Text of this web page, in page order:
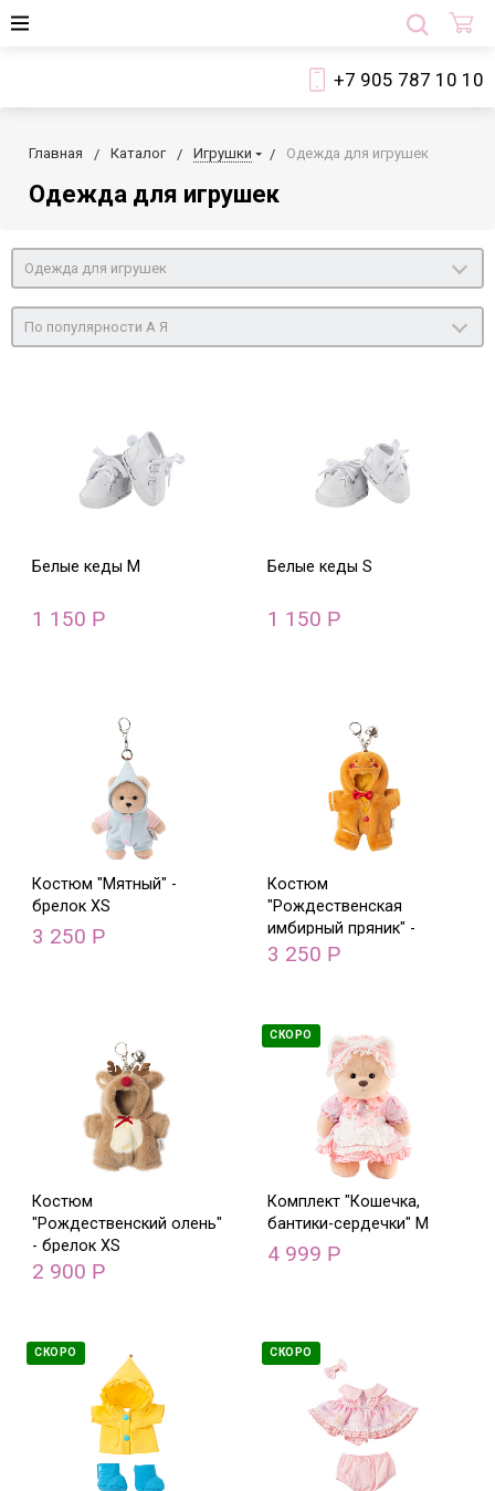
+7 905 787 10 10
Главная Каталог Игрушки Одежда для игрушек
Одежда для игрушек
Одежда для игрушек
По популярности А Я
Белые кеды M
1 150 Р
Белые кеды S
1 150 Р
Костюм "Мятный" -
брелок XS
3 250 Р
Костюм
"Рождественская
имбирный пряник" -
брелок XS
3 250 Р
Костюм
"Рождественский олень"
- брелок XS
2 900 Р
СКОРО
Комплект "Кошечка,
бантики-сердечки" M
4 999 Р
СКОРО СКОРО